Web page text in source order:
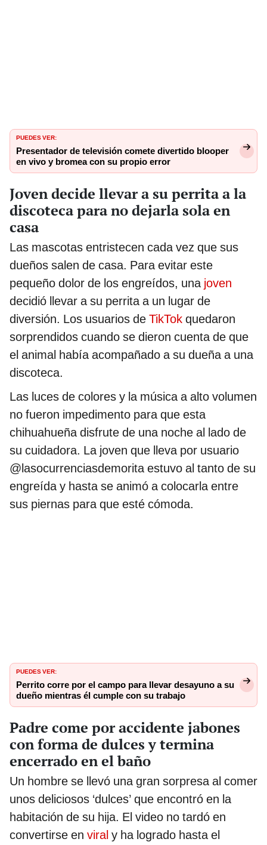
PUEDES VER:
Presentador de televisión comete divertido blooper
en vivo y bromea con su propio error
Joven decide llevar a su perrita a la
discoteca para no dejarla sola en
casa
Las mascotas entristecen cada vez que sus
dueños salen de casa. Para evitar este
pequeño dolor de los engreídos, una joven
decidió llevar a su perrita a un lugar de
diversión. Los usuarios de TikTok quedaron
sorprendidos cuando se dieron cuenta de que
el animal había acompañado a su dueña a una
discoteca.
Las luces de colores y la música a alto volumen
no fueron impedimento para que esta
chihuahueña disfrute de una noche al lado de
su cuidadora. La joven que lleva por usuario
@lasocurrenciasdemorita estuvo al tanto de su
engreída y hasta se animó a colocarla entre
sus piernas para que esté cómoda.
PUEDES VER:
Perrito corre por el campo para llevar desayuno a su
dueño mientras él cumple con su trabajo
Padre come por accidente jabones
con forma de dulces y termina
encerrado en el baño
Un hombre se llevó una gran sorpresa al comer
unos deliciosos ‘dulces’ que encontró en la
habitación de su hija. El video no tardó en
convertirse en viral y ha logrado hasta el